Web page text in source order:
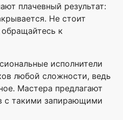
плачевный результат:
Не стоит
к
исполнители
любой сложности, ведь
Мастера предлагают
с такими запирающими